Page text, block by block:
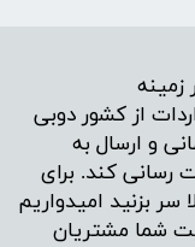
از کشور دوبی
و ارسال به
کند. برای
بزنید امیدواریم
شما مشتریان